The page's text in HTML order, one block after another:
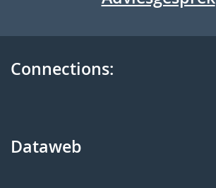
Connections:
Dataweb